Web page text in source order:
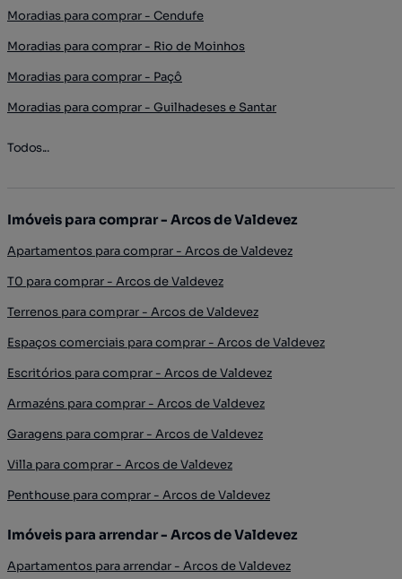
Moradias para comprar - Cendufe
Moradias para comprar - Rio de Moinhos
Moradias para comprar - Paçô
Moradias para comprar - Guilhadeses e Santar
Todos...
Imóveis para comprar - Arcos de Valdevez
Apartamentos para comprar - Arcos de Valdevez
T0 para comprar - Arcos de Valdevez
Terrenos para comprar - Arcos de Valdevez
Espaços comerciais para comprar - Arcos de Valdevez
Escritórios para comprar - Arcos de Valdevez
Armazéns para comprar - Arcos de Valdevez
Garagens para comprar - Arcos de Valdevez
Villa para comprar - Arcos de Valdevez
Penthouse para comprar - Arcos de Valdevez
Imóveis para arrendar - Arcos de Valdevez
Apartamentos para arrendar - Arcos de Valdevez